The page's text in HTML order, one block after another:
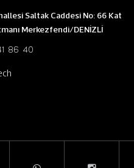
Saltak Caddesi No: 66 Kat
Merkezfendi/DENİZLİ
86 40